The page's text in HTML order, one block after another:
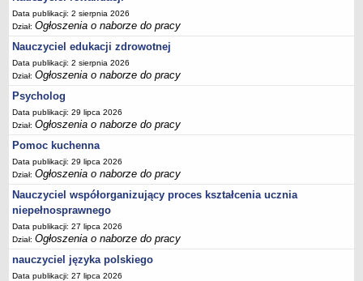
Data publikacji: 2 sierpnia 2026
Dział:Ogłoszenia o naborze do pracy
Nauczyciel edukacji zdrowotnej
Data publikacji: 2 sierpnia 2026
Dział:Ogłoszenia o naborze do pracy
Psycholog
Data publikacji: 29 lipca 2026
Dział:Ogłoszenia o naborze do pracy
Pomoc kuchenna
Data publikacji: 29 lipca 2026
Dział:Ogłoszenia o naborze do pracy
Nauczyciel współorganizujący proces kształcenia ucznia
niepełnosprawnego
Data publikacji: 27 lipca 2026
Dział:Ogłoszenia o naborze do pracy
nauczyciel języka polskiego
Data publikacji: 27 lipca 2026